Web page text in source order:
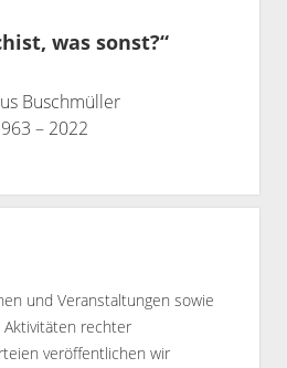
was sonst?“
Buschmüller
– 2022
und Veranstaltungen sowie
Aktivitäten rechter
veröffentlichen wir